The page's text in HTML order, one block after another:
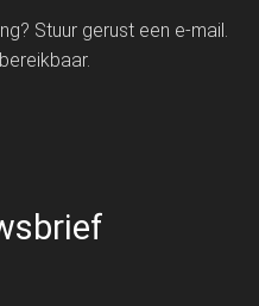
Stuur gerust een e-mail.